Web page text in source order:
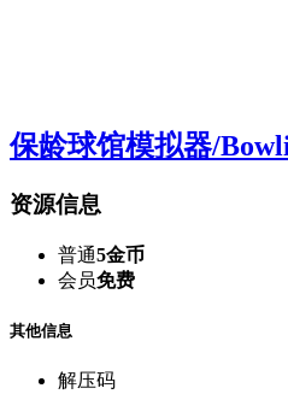
保龄球馆模拟器/
资源信息
普通5金币
会员免费
其他信息
解压码